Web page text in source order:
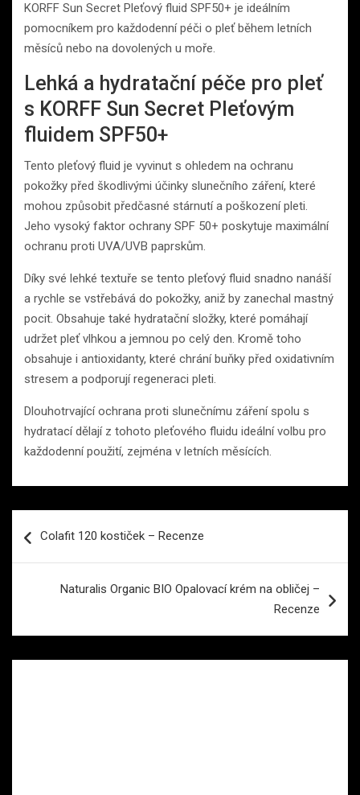
KORFF Sun Secret Pleťový fluid SPF50+ je ideálním
pomocníkem pro každodenní péči o pleť během letních
měsíců nebo na dovolených u moře.
Lehká a hydratační péče pro pleť
s KORFF Sun Secret Pleťovým
fluidem SPF50+
Tento pleťový fluid je vyvinut s ohledem na ochranu
pokožky před škodlivými účinky slunečního záření, které
mohou způsobit předčasné stárnutí a poškození pleti.
Jeho vysoký faktor ochrany SPF 50+ poskytuje maximální
ochranu proti UVA/UVB paprskům.
Díky své lehké textuře se tento pleťový fluid snadno nanáší
a rychle se vstřebává do pokožky, aniž by zanechal mastný
pocit. Obsahuje také hydratační složky, které pomáhají
udržet pleť vlhkou a jemnou po celý den. Kromě toho
obsahuje i antioxidanty, které chrání buňky před oxidativním
stresem a podporují regeneraci pleti.
Dlouhotrvající ochrana proti slunečnímu záření spolu s
hydratací dělají z tohoto pleťového fluidu ideální volbu pro
každodenní použití, zejména v letních měsících.
proColafit 120 kostiček – Recenze
Naturalis Organic BIO Opalovací krém na obličej –
Recenze